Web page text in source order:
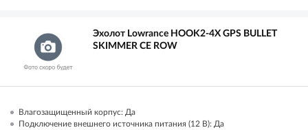
Эхолот Lowrance HOOK2-4X GPS BULLET
SKIMMER CE ROW
Влагозащищенный корпус: Да
Подключение внешнего источника питания (12 В): Да